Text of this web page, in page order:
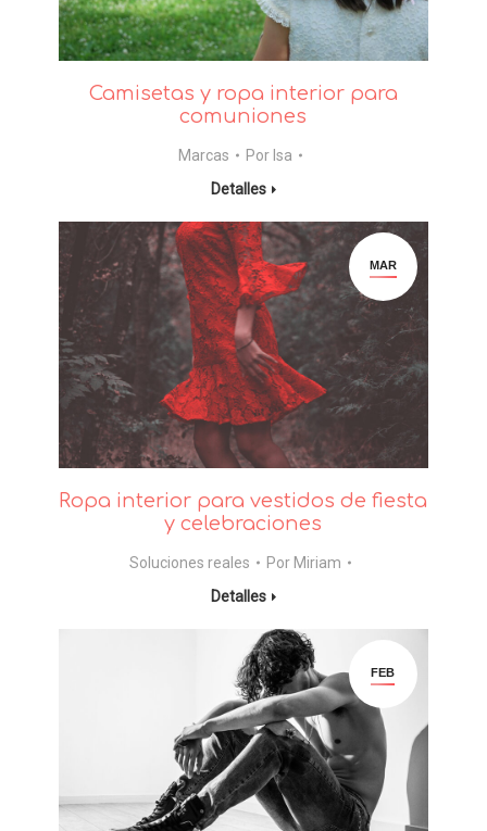
Camisetas y ropa interior para
comuniones
Marcas Por Isa
Detalles
MAR
Ropa interior para vestidos de fiesta
y celebraciones
Soluciones reales Por Miriam
Detalles
FEB